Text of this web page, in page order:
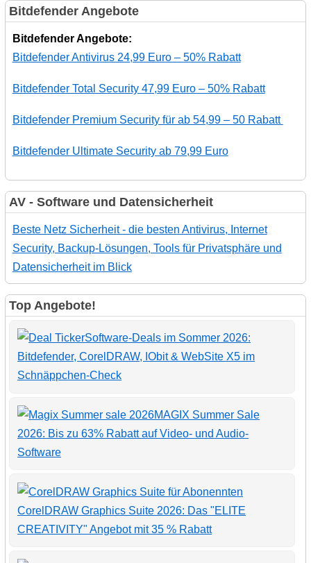
Bitdefender Angebote
Bitdefender Angebote:
Bitdefender Antivirus 24,99 Euro – 50% Rabatt
Bitdefender Total Security 47,99 Euro – 50% Rabatt
Bitdefender Premium Security für ab 54,99 – 50 Rabatt
Bitdefender Ultimate Security ab 79,99 Euro
AV - Software und Datensicherheit
Beste Netz Sicherheit - die besten Antivirus, Internet
Security, Backup-Lösungen, Tools für Privatsphäre und
Datensicherheit im Blick
Top Angebote!
Software-Deals im Sommer 2026:
Bitdefender, CorelDRAW, IObit & WebSite X5 im
Schnäppchen-Check
MAGIX Summer Sale
2026: Bis zu 63% Rabatt auf Video- und Audio-
Software
CorelDRAW Graphics Suite 2026: Das "ELITE
CREATIVITY" Angebot mit 35 % Rabatt